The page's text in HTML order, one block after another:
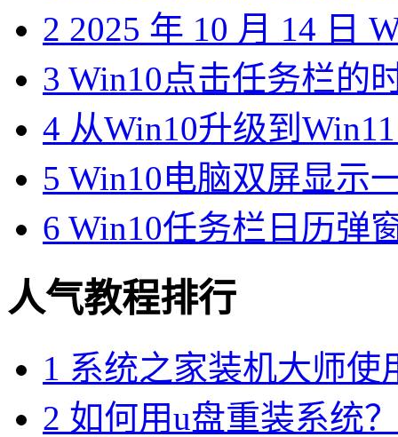
2 2025 年 10 月 14 日
3 Win10点击任务栏的
4 从Win10升级到
5 Win10电脑双屏显示
6 Win10任务栏日历弹
人气教程排行
1 系统之家装机大师使
2 如何用u盘重装系统